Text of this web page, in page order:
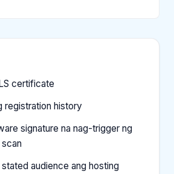
certificate
registration history
signature na nag-trigger ng
audience ang hosting